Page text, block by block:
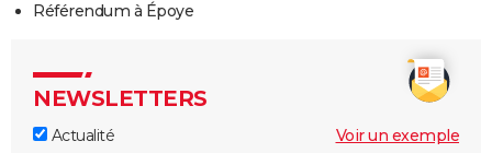
Référendum à Époye
NEWSLETTERS
Actualité
Voir un exemple